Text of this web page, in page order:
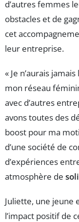
d’autres femmes
obstacles et de
cet
leur entreprise.
« Je n’aurais
mon réseau
avec d’autres
avons toutes des
boost pour ma
d’une société de
d’expériences
atmosphère de
Juliette, une jeune
l’impact positif de